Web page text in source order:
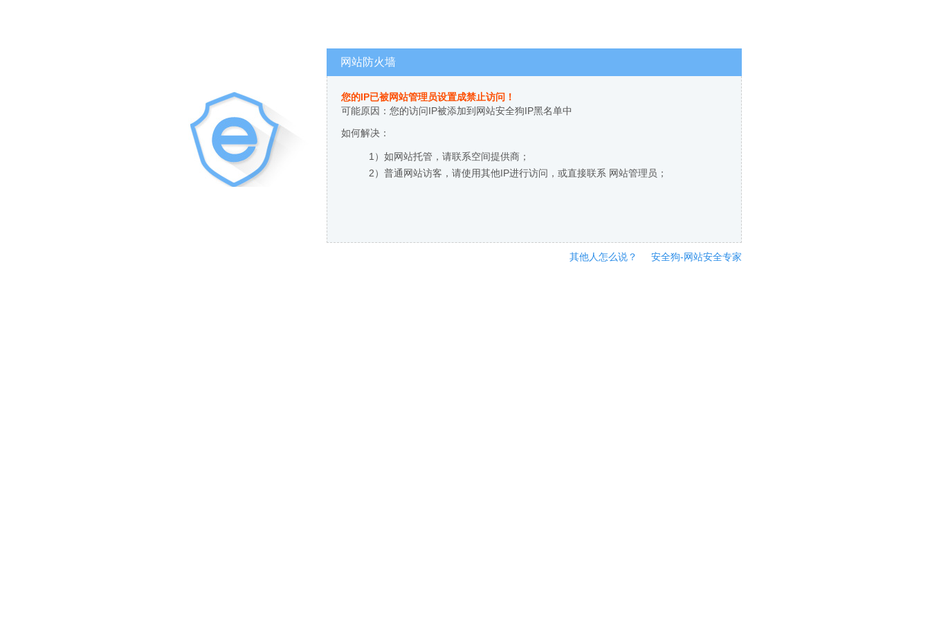
网站防火墙
您的IP已被网站管理员设置成禁止访问！
可能原因：您的访问IP被添加到网站安全狗IP黑名单中
如何解决：
1）如网站托管，请联系空间提供商；
2）普通网站访客，请使用其他IP进行访问，或直接联系 网站管理员；
其他人怎么说？ 安全狗-网站安全专家